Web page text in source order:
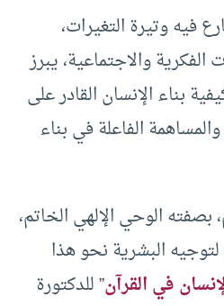
فيه وتيرة التغيرات،
والاجتماعية، يبرز
بناء الإنسان القادر على
الفاعلة في بناء
بصفته الوحي الإلهي الخاتم،
البشرية نحو هذا
في القرآن” للدكتورة